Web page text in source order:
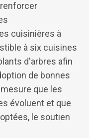
cuisinières à
à six cuisines
d'arbres afin
de bonnes
que les
évoluent et que
le soutien